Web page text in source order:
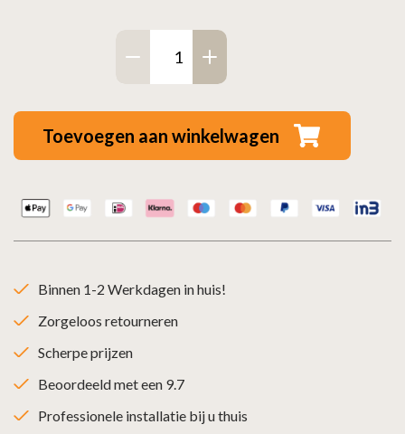
aantal
Toevoegen aan winkelwagen
Binnen 1-2 Werkdagen in huis!
Zorgeloos retourneren
Scherpe prijzen
Beoordeeld met een 9.7
Professionele installatie bij u thuis